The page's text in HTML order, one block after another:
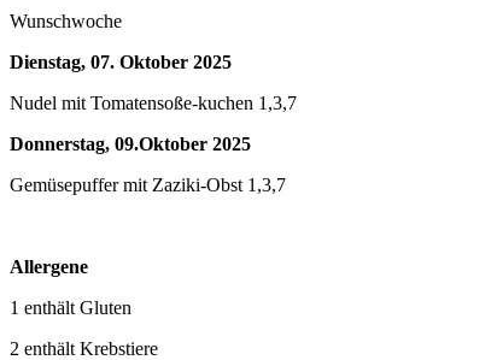
Wunschwoche
Dienstag, 07. Oktober 2025
Nudel mit Tomatensoße-kuchen 1,3,7
Donnerstag, 09.Oktober 2025
Gemüsepuffer mit Zaziki-Obst 1,3,7
Allergene
1 enthält Gluten
2 enthält Krebstiere